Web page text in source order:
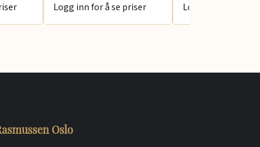
Logg inn for å se priser Logg inn for å se
Oslo